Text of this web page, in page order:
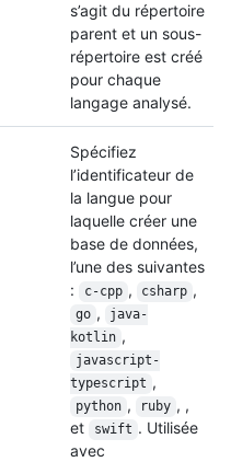
s’agit du répertoire
parent et un sous-
répertoire est créé
pour chaque
langage analysé.
Spécifiez
l’identificateur de
la langue pour
laquelle créer une
base de données,
l’une des suivantes
:
c-cpp , csharp ,
go ,
java-
kotlin ,
javascript-
typescript ,
python , ruby , ,
et
swift . Utilisée
avec